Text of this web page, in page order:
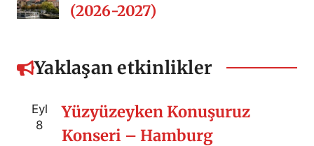
(2026-2027)
Yaklaşan etkinlikler
Eyl
8
Yüzyüzeyken Konuşuruz
Konseri – Hamburg